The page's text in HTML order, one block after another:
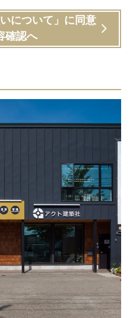
について」に同意
確認へ